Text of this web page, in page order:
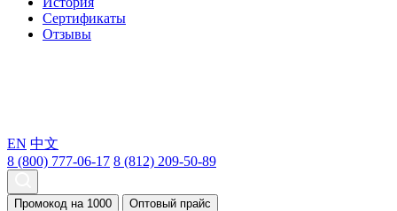
Сертификаты
Отзывы
EN 中文
8 (800) 777-06-17 8 (812) 209-50-89
Промокод на 1000 Оптовый прайс